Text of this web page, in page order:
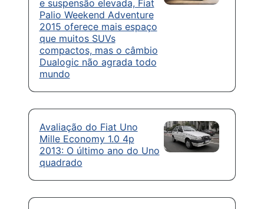
e suspensão elevada, Fiat
Palio Weekend Adventure
2015 oferece mais espaço
que muitos SUVs
compactos, mas o câmbio
Dualogic não agrada todo
mundo
Avaliação do Fiat Uno
Mille Economy 1.0 4p
2013: O último ano do Uno
quadrado